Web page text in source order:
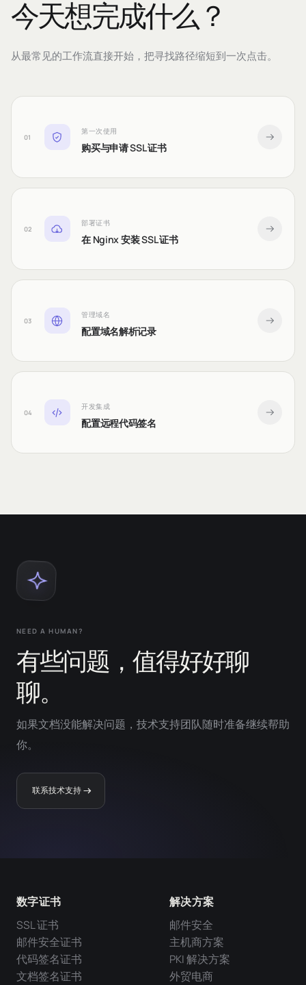
今天想完成什么？
从最常见的工作流直接开始，把寻找路径缩短到一次点击。
01
第一次使用
购买与申请 SSL 证书
02
部署证书
在 Nginx 安装 SSL 证书
03
管理域名
配置域名解析记录
04
开发集成
配置远程代码签名
NEED A HUMAN?
有些问题，值得好好聊
聊。
如果文档没能解决问题，技术支持团队随时准备继续帮助
你。
联系技术支持
数字证书
SSL 证书
邮件安全证书
代码签名证书
文档签名证书
解决方案
邮件安全
主机商方案
PKI 解决方案
外贸电商